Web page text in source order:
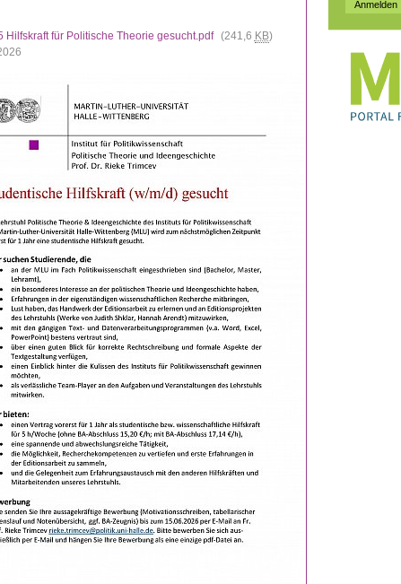
Hilfskraft für Politische Theorie gesucht.pdf (241,6 KB)